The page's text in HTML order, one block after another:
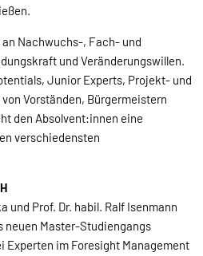
Nachwuchs-, Fach- und
und Veränderungswillen.
Junior Experts, Projekt- und
Vorständen, Bürgermeistern
den Absolvent:innen eine
verschiedensten
und Prof. Dr. habil. Ralf Isenmann
neuen Master-Studiengangs
Experten im Foresight Management